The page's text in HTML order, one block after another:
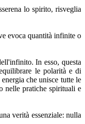
lo spirito, risveglia
evoca quantità infinite o
In esso, questa
le polarità e di
che unisce tutte le
nelle pratiche spirituali e
verità essenziale: nulla